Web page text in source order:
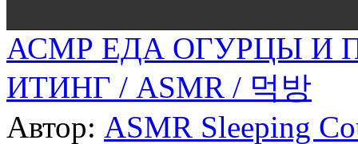
АСМР ЕДА ОГУРЦЫ И
ИТИНГ / ASMR / 먹방
Автор: ASMR Sleeping